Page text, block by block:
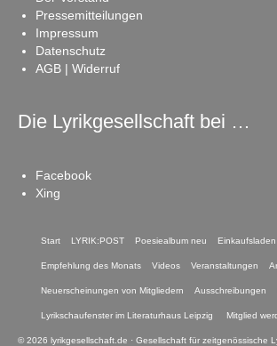
Pressemitteilungen
Impressum
Datenschutz
AGB | Widerruf
Die Lyrikgesellschaft bei …
Facebook
Xing
Start LYRIK:POST Poesiealbum neu Einkaufsladen
Empfehlung des Monats Videos Veranstaltungen
Neuerscheinungen von Mitgliedern Ausschreibungen
Lyrikschaufenster im Literaturhaus Leipzig Mitglied
© 2026 lyrikgesellschaft.de · Gesellschaft für zeitgenössische